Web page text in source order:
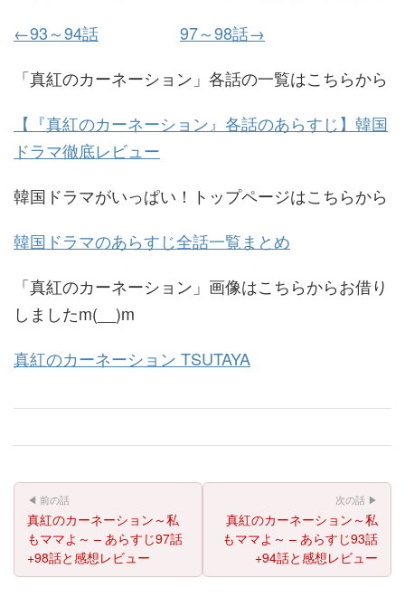
←93～94話
97～98話→
「真紅のカーネーション」各話の一覧はこちらから
【『真紅のカーネーション』各話のあらすじ】韓国
ドラマ徹底レビュー
韓国ドラマがいっぱい！トップページはこちらから
韓国ドラマのあらすじ全話一覧まとめ
「真紅のカーネーション」画像はこちらからお借り
しましたm(__)m
真紅のカーネーション TSUTAYA
◀ 前の話
真紅のカーネーション～私
もママよ～ – あらすじ97話
+98話と感想レビュー
次の話 ▶
真紅のカーネーション～私
もママよ～ – あらすじ93話
+94話と感想レビュー